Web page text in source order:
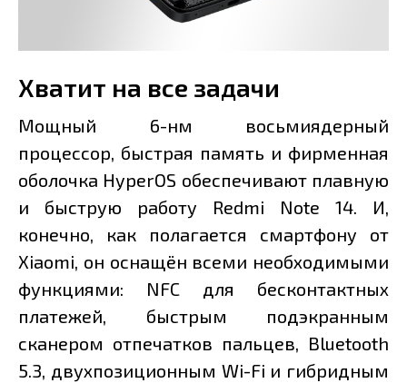
Хватит на все задачи
Мощный 6-нм восьмиядерный
процессор, быстрая память и фирменная
оболочка HyperOS обеспечивают плавную
и быструю работу Redmi Note 14. И,
конечно, как полагается смартфону от
Xiaomi, он оснащён всеми необходимыми
функциями: NFC для бесконтактных
платежей, быстрым подэкранным
сканером отпечатков пальцев, Bluetooth
5.3, двухпозиционным Wi-Fi и гибридным